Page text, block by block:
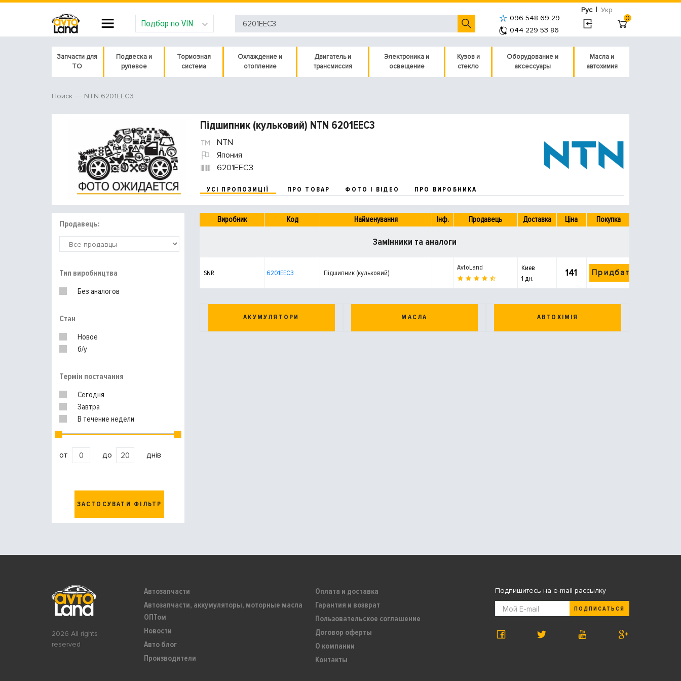
Рус | Укр
Подбор по VIN
096 548 69 29
044 229 53 86
0
Запчасти для
ТО
Подвеска и
рулевое
Тормозная
система
Охлаждение и
отопление
Двигатель и
трансмиссия
Электроника и
освещение
Кузов и
стекло
Оборудование и
аксессуары
Масла и
автохимия
Поиск NTN 6201EEC3
Підшипник (кульковий) NTN 6201EEC3
NTN
Япония
6201EEC3
УСІ ПРОПОЗИЦІЇ ПРО ТОВАР ФОТО І ВІДЕО ПРО ВИРОБНИКА
Продавець:
Тип виробництва
Без аналогов
Стан
Новое
б/у
Термін постачання
Сегодня
Завтра
В течение недели
от до днів
ЗАСТОСУВАТИ ФІЛЬТР
Виробник Код Найменування Інф. Продавець Доставка Ціна Покупка
Замінники та аналоги
SNR 6201EEC3 Підшипник (кульковий)
AvtoLand
Киев
1 дн.
141 Придбати
АКУМУЛЯТОРИ МАСЛА АВТОХІМІЯ
2026 All rights
reserved
Автозапчасти
Автозапчасти, аккумуляторы, моторные масла
ОПТом
Новости
Авто блог
Производители
Оплата и доставка
Гарантия и возврат
Пользовательское соглашение
Договор оферты
О компании
Контакты
Подпишитесь на e-mail рассылку
ПОДПИСАТЬСЯ